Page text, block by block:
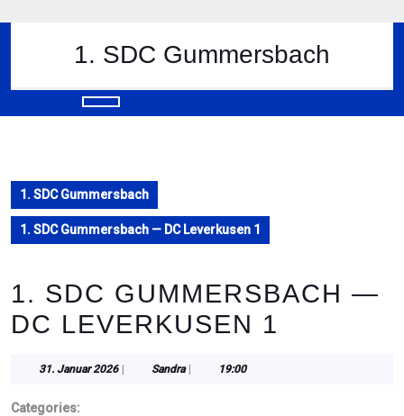
to
1. SDC Gummersbach
Button
1. SDC Gummersbach
1. SDC Gummersbach — DC Leverkusen 1
1. SDC GUMMERSBACH —
DC LEVERKUSEN 1
31. Januar 202631.
SandraSandra 19:00
Categories: